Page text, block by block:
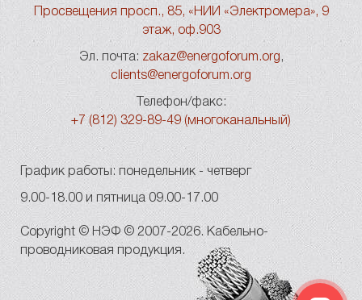
Просвещения просп., 85, «НИИ «Электромера», 9
этаж, оф.903
Эл. почта: zakaz@energoforum.org ,
clients@energoforum.org
Телефон/факс:
+7 (812) 329-89-49 (многоканальный)
График работы: понедельник - четверг
9.00-18.00 и пятница 09.00-17.00
Copyright © НЭФ © 2007-2026. Кабельно-
проводниковая продукция.